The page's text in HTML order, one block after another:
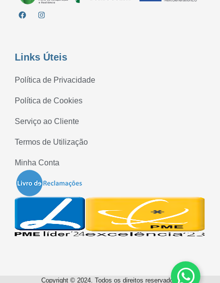
Links Úteis
Política de Privacidade
Política de Cookies
Serviço ao Cliente
Termos de Utilização
Minha Conta
Copyright © 2024. Todos os direitos reservados.